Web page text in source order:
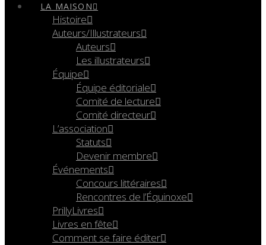
LA MAISON
Histoire
Auteurs/Illustrateurs
Auteurs
Les illustrateurs
Équipe
Équipe éditoriale
Comité de lecture
Comité directeur
L’association
Statuts
Devenir membre
Événements
Concours littéraires
Rencontres de l’Équinoxe
PrillyLivres
Livres en fête
Comment se faire éditer